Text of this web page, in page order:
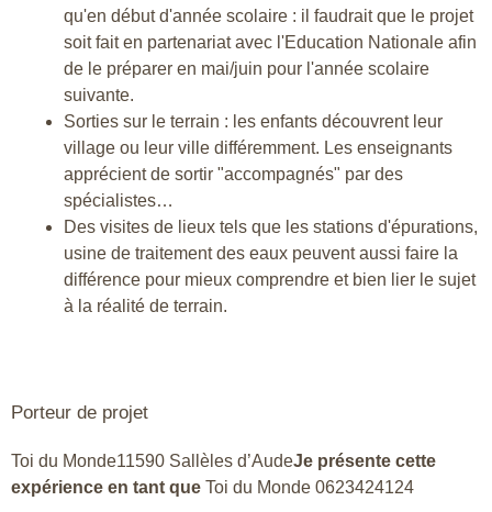
qu'en début d'année scolaire : il faudrait que le projet
soit fait en partenariat avec l'Education Nationale afin
de le préparer en mai/juin pour l'année scolaire
suivante.
Sorties sur le terrain : les enfants découvrent leur
village ou leur ville différemment. Les enseignants
apprécient de sortir "accompagnés" par des
spécialistes…
Des visites de lieux tels que les stations d'épurations,
usine de traitement des eaux peuvent aussi faire la
différence pour mieux comprendre et bien lier le sujet
à la réalité de terrain.
Porteur de projet
Toi du Monde11590 Sallèles d’AudeJe présente cette
expérience en tant que Toi du Monde 0623424124